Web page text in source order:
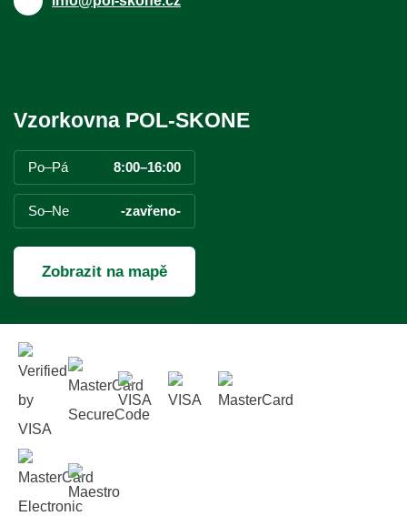
Vzorkovna POL-SKONE
Po–Pá 8:00–16:00
So–Ne -zavřeno-
Zobrazit na mapě